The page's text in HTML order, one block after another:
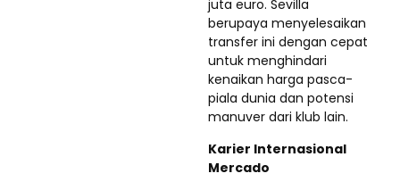
juta euro. Sevilla
berupaya menyelesaikan
transfer ini dengan cepat
untuk menghindari
kenaikan harga pasca-
piala dunia dan potensi
manuver dari klub lain.
Karier Internasional
Mercado